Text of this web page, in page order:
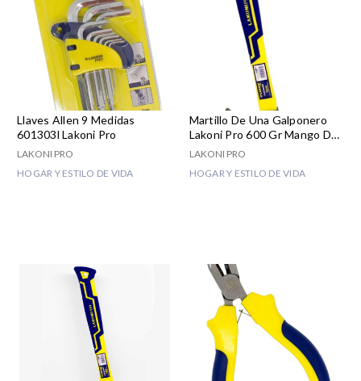
Llaves Allen 9 Medidas
601303l Lakoni Pro
LAKONI PRO
HOGAR Y ESTILO DE VIDA
Martillo De Una Galponero
Lakoni Pro 600 Gr Mango De
Fibra
LAKONI PRO
HOGAR Y ESTILO DE VIDA